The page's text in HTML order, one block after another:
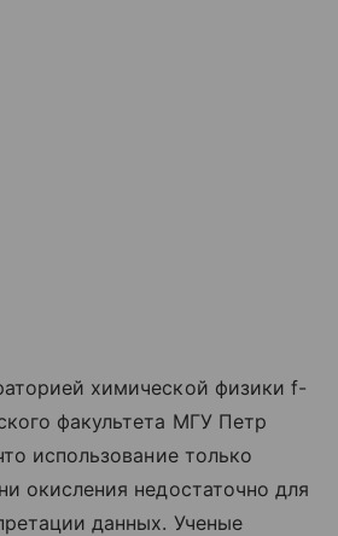
химической физики f-
факультета МГУ Петр
использование только
окисления недостаточно для
данных. Ученые